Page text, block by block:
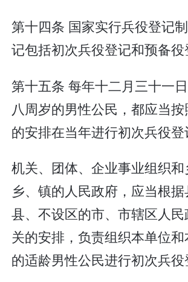
第十四条 国家实行兵役登记
记包括初次兵役登记和预备役
第十五条 每年十二月三十一
八周岁的男性公民，都应当
的安排在当年进行初次兵役登
机关、团体、企业事业组织
乡、镇的人民政府，应当根
县、不设区的市、市辖区人
关的安排，负责组织本单位
的适龄男性公民进行初次兵役